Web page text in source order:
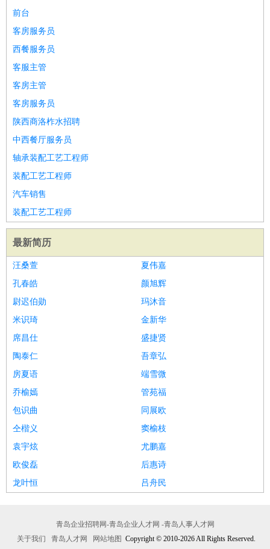
前台
客房服务员
西餐服务员
客服主管
客房主管
客房服务员
陕西商洛柞水招聘
中西餐厅服务员
轴承装配工艺工程师
装配工艺工程师
汽车销售
装配工艺工程师
最新简历
汪桑萱
夏伟嘉
孔春皓
颜旭辉
尉迟伯勋
玛沐音
米识琦
金新华
席昌仕
盛捷贤
陶泰仁
吾章弘
房夏语
端雪微
乔榆嫣
管苑福
包识曲
同展欧
仝楷义
窦榆枝
袁宇炫
尤鹏嘉
欧俊磊
后惠诗
龙叶恒
吕舟民
青岛企业招聘网-青岛企业人才网 -青岛人事人才网
关于我们
青岛人才网 网站地图 Copyright © 2010-2026 All Rights Reserved.